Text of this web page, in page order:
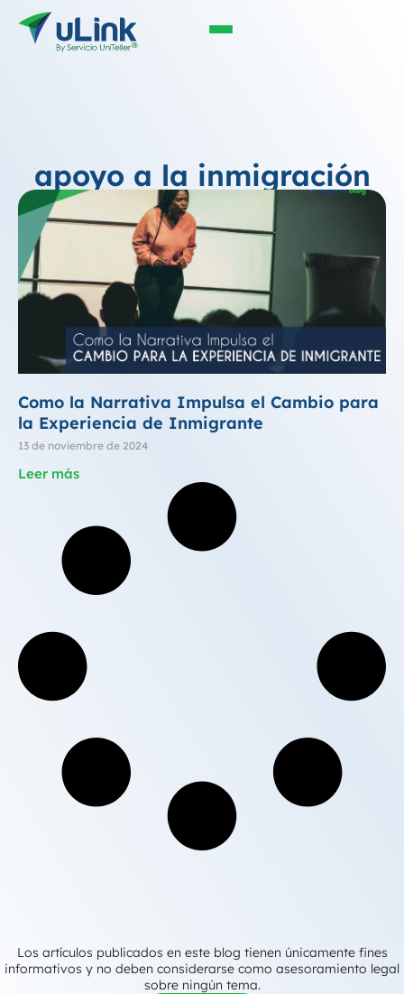
apoyo a la inmigración
Como la Narrativa Impulsa el Cambio para
la Experiencia de Inmigrante
13 de noviembre de 2024
Leer más
Los artículos publicados en este blog tienen únicamente fines
informativos y no deben considerarse como asesoramiento legal
sobre ningún tema.